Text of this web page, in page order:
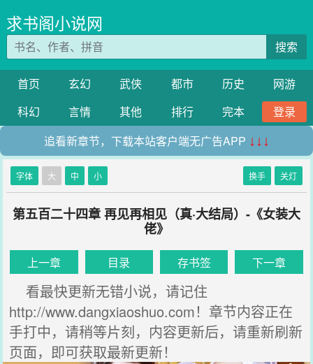
求书阁小说网
搜索
首页 玄幻 武侠 都市 历史
网游
科幻
言情 其他 排行 完本
登录
追看新章节，下载本站客户端无广告APP ↓↓↓
字体 大 中 小 换手 关灯
第五百二十四章 再见再相见（真·大结局）-《女装大
佬》
上一章 目录 存书签 下一章
看最快更新无错小说，请记住
http://www.dangxiaoshuo.com！章节内容正在
手打中，请稍等片刻，内容更新后，请重新刷新
页面，即可获取最新更新！